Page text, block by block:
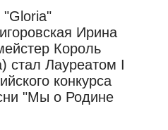
"Gloria"
Ирина
Король
стал Лауреатом I
конкурса
"Мы о Родине